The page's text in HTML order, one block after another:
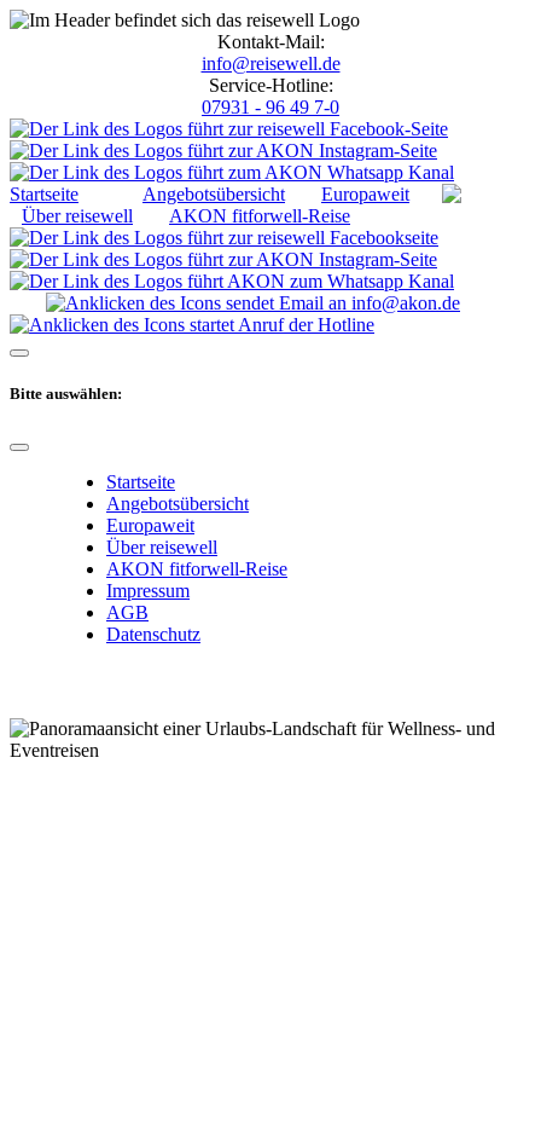
Kontakt-Mail:
info@reisewell.de
Service-Hotline:
07931 - 96 49 7-0
Startseite Angebotsübersicht
Europaweit
Über reisewell
AKON fitforwell-Reise
Bitte auswählen:
Startseite
Angebotsübersicht
Europaweit
Über reisewell
AKON fitforwell-Reise
Impressum
AGB
Datenschutz